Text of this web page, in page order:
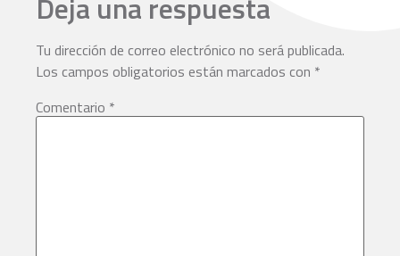
Tu dirección de correo electrónico no será publicada.
Los campos obligatorios están marcados con *
Comentario *